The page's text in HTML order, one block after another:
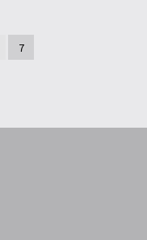
7